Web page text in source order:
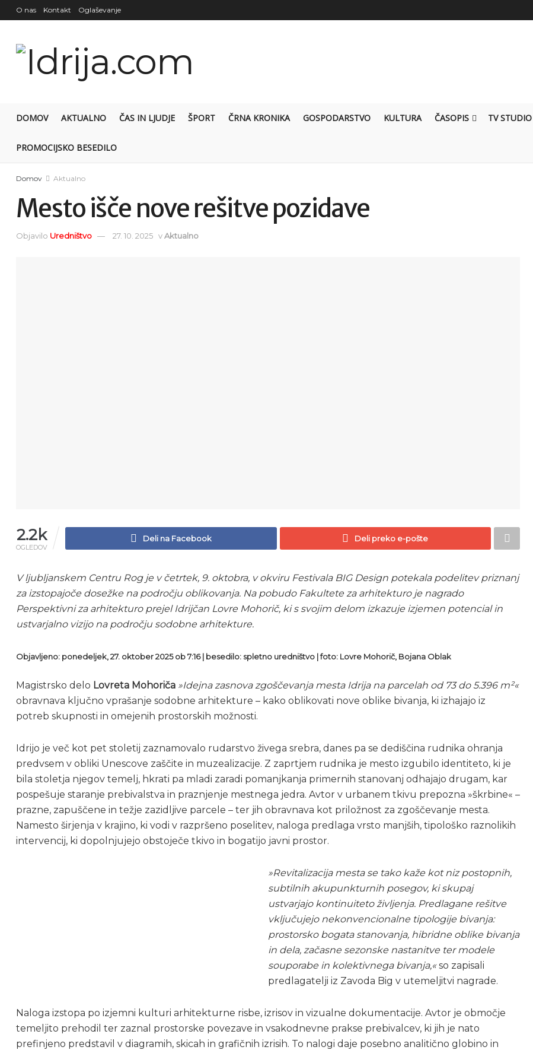
O nas Kontakt Oglaševanje
DOMOV AKTUALNO ČAS IN LJUDJE ŠPORT ČRNA KRONIKA GOSPODARSTVO KULTURA ČASOPIS TV STUDIO
PROMOCIJSKO BESEDILO
Domov Aktualno
Mesto išče nove rešitve pozidave
Objavilo Uredništvo 27. 10. 2025 vAktualno
2.2k
OGLEDOV
Deli na Facebook Deli preko e-pošte
V ljubljanskem Centru Rog je v četrtek, 9. oktobra, v okviru Festivala BIG Design potekala podelitev priznanj
za izstopajoče dosežke na področju oblikovanja. Na pobudo Fakultete za arhitekturo je nagrado
Perspektivni za arhitekturo prejel Idrijčan Lovre Mohorič, ki s svojim delom izkazuje izjemen potencial in
ustvarjalno vizijo na področju sodobne arhitekture.
Objavljeno: ponedeljek, 27. oktober 2025 ob 7:16 | besedilo: spletno uredništvo | foto: Lovre Mohorič, Bojana Oblak
Magistrsko delo Lovreta Mohoriča »Idejna zasnova zgoščevanja mesta Idrija na parcelah od 73 do 5.396 m²«
obravnava ključno vprašanje sodobne arhitekture – kako oblikovati nove oblike bivanja, ki izhajajo iz
potreb skupnosti in omejenih prostorskih možnosti.
Idrijo je več kot pet stoletij zaznamovalo rudarstvo živega srebra, danes pa se dediščina rudnika ohranja
predvsem v obliki Unescove zaščite in muzealizacije. Z zaprtjem rudnika je mesto izgubilo identiteto, ki je
bila stoletja njegov temelj, hkrati pa mladi zaradi pomanjkanja primernih stanovanj odhajajo drugam, kar
pospešuje staranje prebivalstva in praznjenje mestnega jedra. Avtor v urbanem tkivu prepozna »škrbine« –
prazne, zapuščene in težje zazidljive parcele – ter jih obravnava kot priložnost za zgoščevanje mesta.
Namesto širjenja v krajino, ki vodi v razpršeno poselitev, naloga predlaga vrsto manjših, tipološko raznolikih
intervencij, ki dopolnjujejo obstoječe tkivo in bogatijo javni prostor.
»Revitalizacija mesta se tako kaže kot niz postopnih,
subtilnih akupunkturnih posegov, ki skupaj
ustvarjajo kontinuiteto življenja. Predlagane rešitve
vključujejo nekonvencionalne tipologije bivanja:
prostorsko bogata stanovanja, hibridne oblike bivanja
in dela, začasne sezonske nastanitve ter modele
souporabe in kolektivnega bivanja,«so zapisali
predlagatelji iz Zavoda Big v utemeljitvi nagrade.
Naloga izstopa po izjemni kulturi arhitekturne risbe, izrisov in vizualne dokumentacije. Avtor je območje
temeljito prehodil ter zaznal prostorske povezave in vsakodnevne prakse prebivalcev, ki jih je nato
prefinjeno predstavil v diagramih, skicah in grafičnih izrisih. To nalogi daje posebno analitično globino in